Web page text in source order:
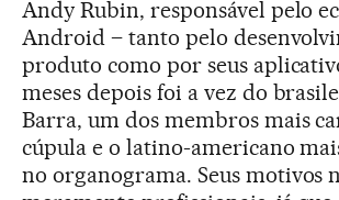
Andy Rubin, responsável pelo
Android – tanto pelo
produto como por seus
meses depois foi a vez do
Barra, um dos membros mais
cúpula e o latino-americano
no organograma. Seus motivos